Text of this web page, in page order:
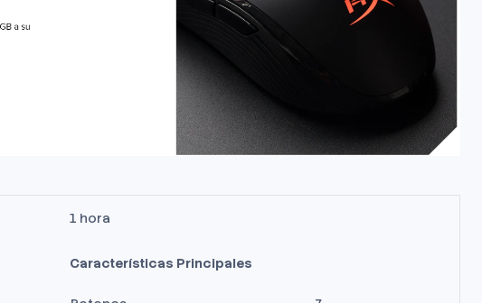
1 hora
Características Principales